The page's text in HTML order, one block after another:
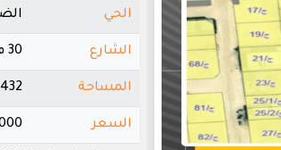
الحي
الشارع 30 م شرقي
المساحة 432 م
السعر